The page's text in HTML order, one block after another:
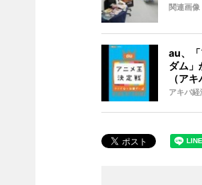
関連画像
au、
ダム」
（ア
アキバ経